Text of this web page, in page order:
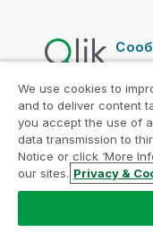
Юридические
Условия
Legal Policies
Условия
Do Not Share My
© QlikTech
We use cookies to
and to deliver content
you accept the use of
data transmission to
Notice or click ‘More
our sites. Privacy &